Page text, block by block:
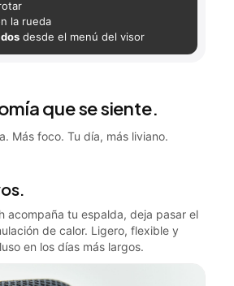
la rueda
desde el menú del visor
que se siente.
Más foco. Tu día, más liviano.
acompaña tu espalda, deja pasar el
de calor. Ligero, flexible y
en los días más largos.